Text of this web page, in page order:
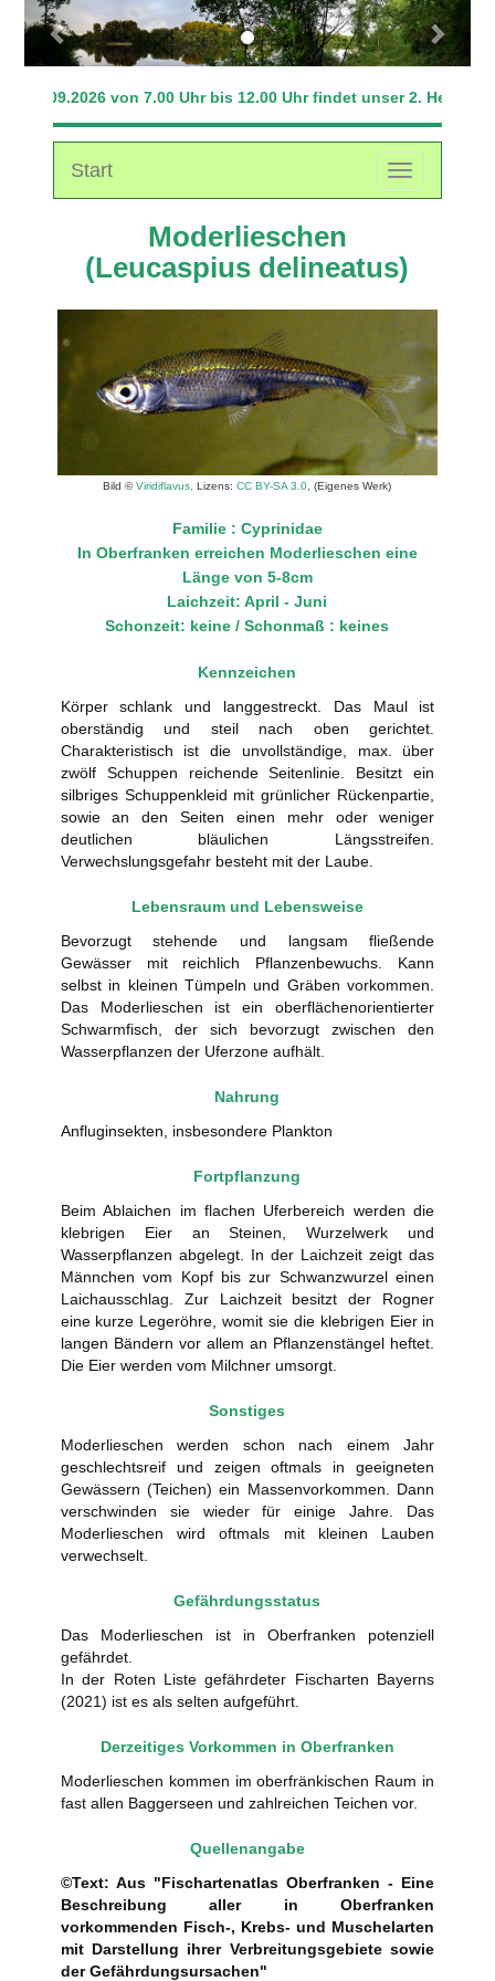
Previous Next
20.09.2026 von 7.00 Uhr bis 12.00 Uhr findet unser 2.
Toggle
navigation
Start
Moderlieschen
(Leucaspius delineatus)
Bild ©Viridiflavus, Lizens:CC BY-SA 3.0 , (Eigenes Werk)
Familie : Cyprinidae
In Oberfranken erreichen Moderlieschen eine
Länge von 5-8cm
Laichzeit: April - Juni
Schonzeit: keine / Schonmaß : keines
Kennzeichen
Körper schlank und langgestreckt. Das Maul ist
oberständig und steil nach oben gerichtet.
Charakteristisch ist die unvollständige, max. über
zwölf Schuppen reichende Seitenlinie. Besitzt ein
silbriges Schuppenkleid mit grünlicher Rückenpartie,
sowie an den Seiten einen mehr oder weniger
deutlichen bläulichen Längsstreifen.
Verwechslungsgefahr besteht mit der Laube.
Lebensraum und Lebensweise
Bevorzugt stehende und langsam fließende
Gewässer mit reichlich Pflanzenbewuchs. Kann
selbst in kleinen Tümpeln und Gräben vorkommen.
Das Moderlieschen ist ein oberflächenorientierter
Schwarmfisch, der sich bevorzugt zwischen den
Wasserpflanzen der Uferzone aufhält.
Nahrung
Anfluginsekten, insbesondere Plankton
Fortpflanzung
Beim Ablaichen im flachen Uferbereich werden die
klebrigen Eier an Steinen, Wurzelwerk und
Wasserpflanzen abgelegt. In der Laichzeit zeigt das
Männchen vom Kopf bis zur Schwanzwurzel einen
Laichausschlag. Zur Laichzeit besitzt der Rogner
eine kurze Legeröhre, womit sie die klebrigen Eier in
langen Bändern vor allem an Pflanzenstängel heftet.
Die Eier werden vom Milchner umsorgt.
Sonstiges
Moderlieschen werden schon nach einem Jahr
geschlechtsreif und zeigen oftmals in geeigneten
Gewässern (Teichen) ein Massenvorkommen. Dann
verschwinden sie wieder für einige Jahre. Das
Moderlieschen wird oftmals mit kleinen Lauben
verwechselt.
Gefährdungsstatus
Das Moderlieschen ist in Oberfranken potenziell
gefährdet.
In der Roten Liste gefährdeter Fischarten Bayerns
(2021) ist es als selten aufgeführt.
Derzeitiges Vorkommen in Oberfranken
Moderlieschen kommen im oberfränkischen Raum in
fast allen Baggerseen und zahlreichen Teichen vor.
Quellenangabe
©Text: Aus "Fischartenatlas Oberfranken - Eine
Beschreibung aller in Oberfranken
vorkommenden Fisch-, Krebs- und Muschelarten
mit Darstellung ihrer Verbreitungsgebiete sowie
der Gefährdungsursachen"